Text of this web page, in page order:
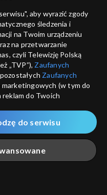
punkt widzenia
24.01.2021
Trzeci punkt widzenia
aby wyrazić zgody
śledzenia i
na Twoim urządzeniu
na przetwarzanie
czyli Telewizję Polską
„TVP”), Zaufanych
Zaufanych
marketingowych (w tym do
do Twoich
na udostępnianie
odwiedzania przez
zwanych dalej
za pomocą
do serwisu